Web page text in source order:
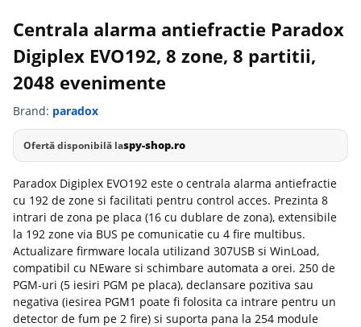
Centrala alarma antiefractie Paradox
Digiplex EVO192, 8 zone, 8 partitii,
2048 evenimente
Brand: paradox
Ofertă disponibilă laspy-shop.ro
Paradox Digiplex EVO192 este o centrala alarma antiefractie
cu 192 de zone si facilitati pentru control acces. Prezinta 8
intrari de zona pe placa (16 cu dublare de zona), extensibile
la 192 zone via BUS pe comunicatie cu 4 fire multibus.
Actualizare firmware locala utilizand 307USB si WinLoad,
compatibil cu NEware si schimbare automata a orei. 250 de
PGM-uri (5 iesiri PGM pe placa), declansare pozitiva sau
negativa (iesirea PGM1 poate fi folosita ca intrare pentru un
detector de fum pe 2 fire) si suporta pana la 254 module